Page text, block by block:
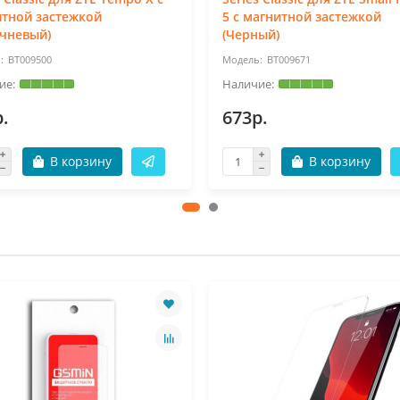
застежкой
BT009500
В корзину
5 с магнитной застежкой
(Черный)
BT009671
673р.
В корзину